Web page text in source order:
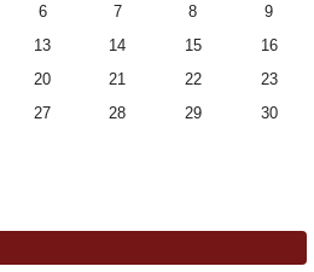
6 7 8
9
13 14 15
16
20 21 22
23
27 28 29
30